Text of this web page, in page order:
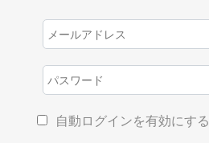
自動ログインを有効にする